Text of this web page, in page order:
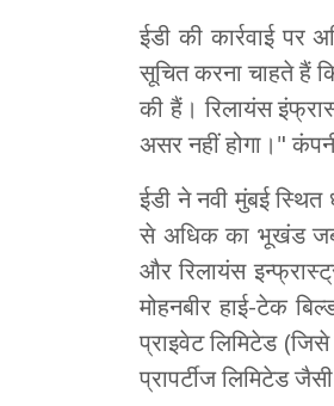
ईडी की कार्रवाई
सूचित करना चाहते हैं
की हैं। रिलायंस
असर नहीं होगा।"
ईडी ने नवी मुंबई
से अधिक का भूखंड जब्त
और रिलायंस
मोहनबीर हाई-टेक
प्राइवेट लिमिटेड
प्रापर्टीज लिमिटेड